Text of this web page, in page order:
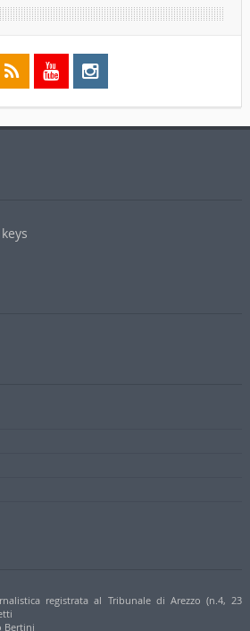
registrata al Tribunale di Arezzo (n.4, 23
Bertini